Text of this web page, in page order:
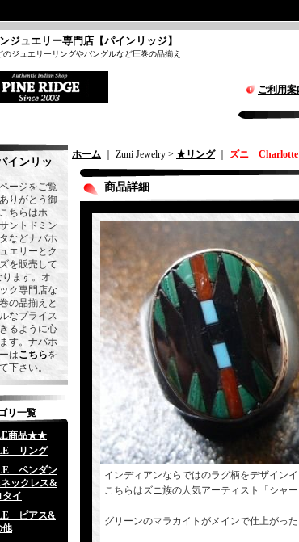
ジュエリー専門店【パインリッジ】
のジュエリーリングやバングルなど圧巻の品揃え
ご利用案
インリッ
ージをご覧
りがとう御
ちらはホ
ントドミン
などナバホ
エリーとク
を販売して
ります。オ
ク専門店な
の品揃えと
なプライス
るように心
す。ナバホ
はこちらを
下さい。
リ一覧
商品★★
リング
ペンダン
ネックレス&
タイ
ピアス&
他
ホーム ｜ Zuni Jewelry > ★リング｜ ズニ
商品詳細
インディアンならではのラグ柄をデザイン
こちらはズニ族の人気アーティスト「シャ
グリーンのマラカイトがメインで仕上がっ